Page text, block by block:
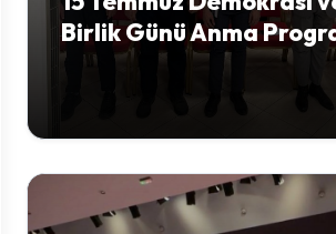
Birlik Günü Anma